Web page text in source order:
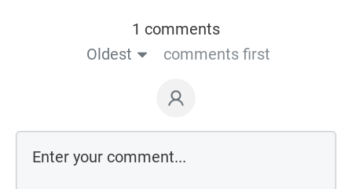
1 comments
Oldest
comments first